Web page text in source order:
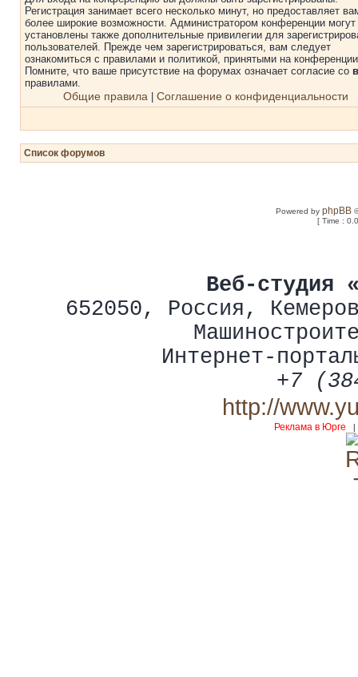
Регистрация занимает всего несколько минут, но предоставляет
более широкие возможности. Администратором конференции
установлены также дополнительные привилегии для
пользователей. Прежде чем зарегистрироваться, вам следует
ознакомиться с правилами и политикой, принятыми на
Помните, что ваше присутствие на форумах означает согласие со
правилами.
Общие правила Соглашение о конфиденциальности
Список форумов
Powered byphpBB
[ Time :
Веб-студия
652050, Россия ,
Интернет-
+7
http://
Реклама в Юрге